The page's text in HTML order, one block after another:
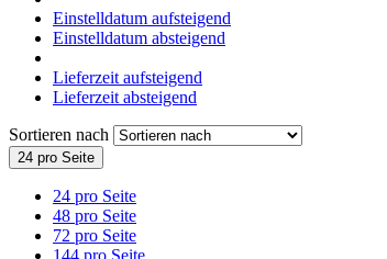
Einstelldatum aufsteigend
Einstelldatum absteigend
Lieferzeit aufsteigend
Lieferzeit absteigend
Sortieren nach
24 pro Seite
24 pro Seite
48 pro Seite
72 pro Seite
144 pro Seite